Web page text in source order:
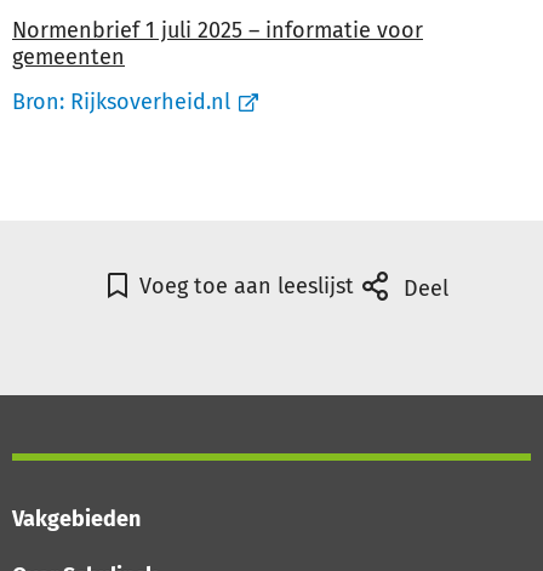
Normenbrief 1 juli 2025 – informatie voor
gemeenten
Bron: Rijksoverheid.nl
Voeg toe aan leeslijst Deel
Vakgebieden